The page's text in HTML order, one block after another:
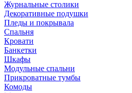
Журнальные столики
Декоративные подушки
Пледы и покрывала
Спальня
Кровати
Банкетки
Шкафы
Модульные спальни
Прикроватные тумбы
Комоды